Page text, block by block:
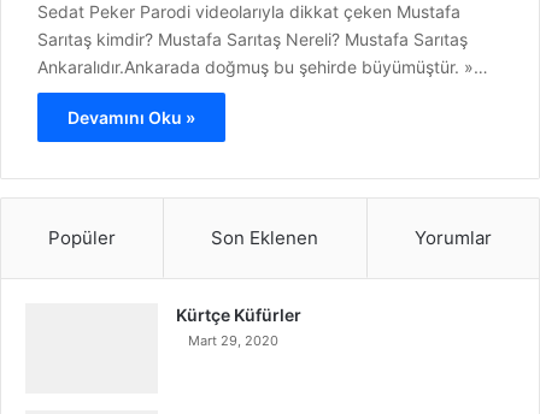
Sedat Peker Parodi videolarıyla dikkat çeken Mustafa
Sarıtaş kimdir? Mustafa Sarıtaş Nereli? Mustafa Sarıtaş
Ankaralıdır.Ankarada doğmuş bu şehirde büyümüştür. »…
Devamını Oku »
Popüler Son Eklenen Yorumlar
Kürtçe Küfürler
Mart 29, 2020